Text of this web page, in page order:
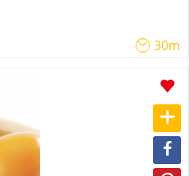
30m